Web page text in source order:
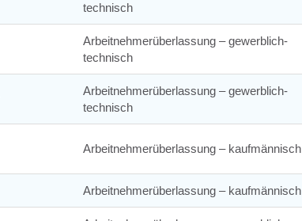
technisch
Arbeitnehmerüberlassung – gewerblich-
technisch
Arbeitnehmerüberlassung – gewerblich-
technisch
Arbeitnehmerüberlassung – kaufmännisch
Arbeitnehmerüberlassung – kaufmännisch